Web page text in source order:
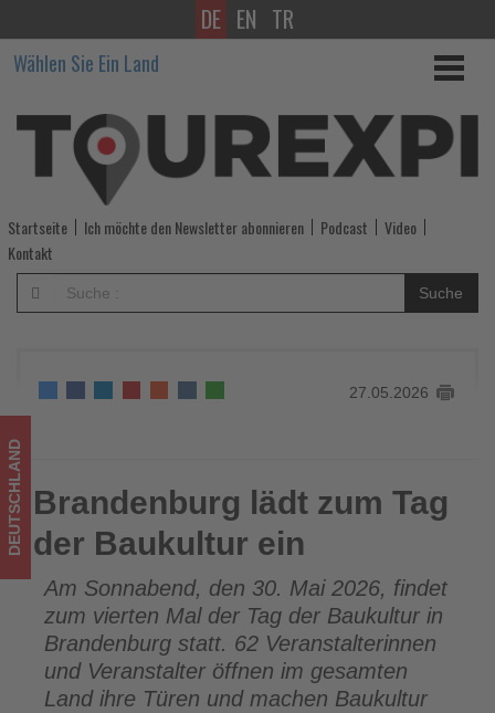
Brandenburg
lädt
zum
Tag
der
Baukultur
ein
Wissen,
was
im
Tourismus
los
ist!
DE EN TR
Wählen Sie Ein Land
Startseite Ich möchte den Newsletter abonnieren Podcast
Video
Kontakt
Suche
27.05.2026
Brandenburg lädt zum Tag der Baukultur ein
DEUTSCHLAND Brandenburg lädt zum Tag
der Baukultur ein
Am Sonnabend, den 30. Mai 2026, findet
zum vierten Mal der Tag der Baukultur in
Brandenburg statt. 62 Veranstalterinnen
und Veranstalter öffnen im gesamten
Land ihre Türen und machen Baukultur